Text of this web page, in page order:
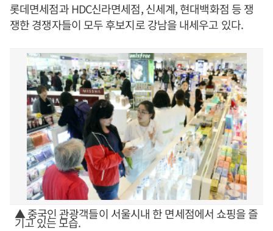
롯데면세점과 HDC신라면세점, 신세계, 현대백화점 등 쟁
쟁한 경쟁자들이 모두 후보지로 강남을 내세우고 있다.
▲ 중국인 관광객들이 서울시내 한 면세점에서 쇼핑을 즐
기고 있는 모습.